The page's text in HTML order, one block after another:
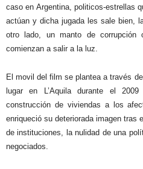
caso en Argentina, politicos-estrellas
actúan y dicha jugada les sale bien,
otro lado, un manto de corrupción
comienzan a salir a la luz.
El movil del film se plantea a través
lugar en L’Aquila durante el
construcción de viviendas a los
enriqueció su deteriorada imagen tras
de instituciones, la nulidad de una
negociados.